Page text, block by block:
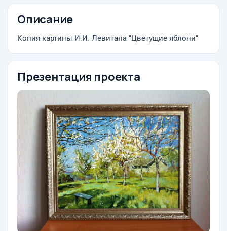
Описание
Копия картины И.И. Левитана "Цветущие яблони"
Презентация проекта